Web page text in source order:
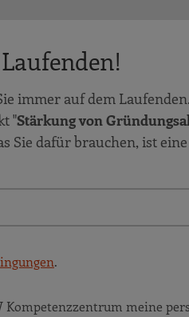
immer auf dem
"Stärkung von
Sie dafür brauchen, ist
.
Kompetenzzentrum meine